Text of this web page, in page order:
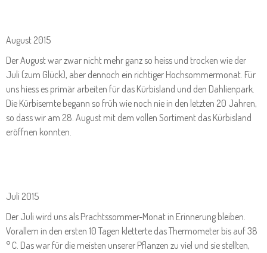
August 2015
Der August war zwar nicht mehr ganz so heiss und trocken wie der
Juli (zum Glück), aber dennoch ein richtiger Hochsommermonat. Für
uns hiess es primär arbeiten für das Kürbisland und den Dahlienpark.
Die Kürbisernte begann so früh wie noch nie in den letzten 20 Jahren,
so dass wir am 28. August mit dem vollen Sortiment das Kürbisland
eröffnen konnten.
Juli 2015
Der Juli wird uns als Prachtssommer-Monat in Erinnerung bleiben.
Vorallem in den ersten 10 Tagen kletterte das Thermometer bis auf 38
° C. Das war für die meisten unserer Pflanzen zu viel und sie stellten,